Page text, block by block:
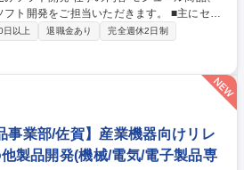
発をご担当いただきます。 ■主にセン
品開発テーマの実行 ■開発ソフトウエアの
、進捗整合 ■ソフトウエア商品の設計レビ
トウエアのテスト設計および設計レビュー
品事業部/岡山】モジュール、センサの組み
日以上 退職金あり
完全週休2日制
事業部/佐賀】産業機器向けリレ
製品開発(機械/電気/電子製品専